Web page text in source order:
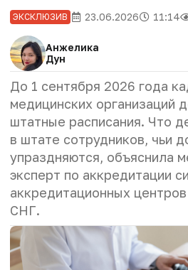
ЭКСКЛЮЗИВ 23.06.2026 11:14
Анжелика
Дун
До 1 сентября 2026 года
медицинских организаций
штатные расписания. Что
в штате сотрудников, чьи
упраздняются, объяснила
эксперт по аккредитации
аккредитационных
СНГ.